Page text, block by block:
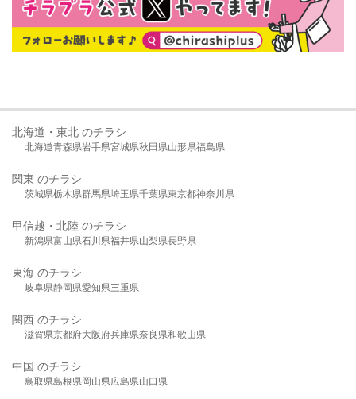
北海道・東北 のチラシ
北海道青森県岩手県宮城県秋田県山形県福島県
関東 のチラシ
茨城県栃木県群馬県埼玉県千葉県東京都神奈川県
甲信越・北陸 のチラシ
新潟県富山県石川県福井県山梨県長野県
東海 のチラシ
岐阜県静岡県愛知県三重県
関西 のチラシ
滋賀県京都府大阪府兵庫県奈良県和歌山県
中国 のチラシ
鳥取県島根県岡山県広島県山口県